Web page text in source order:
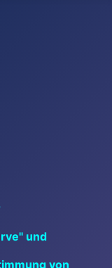
und
von